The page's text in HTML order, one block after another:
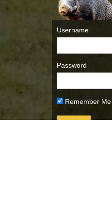
Username
Password
Remember Me